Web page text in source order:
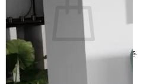
Nu ai niciun produs în coș.